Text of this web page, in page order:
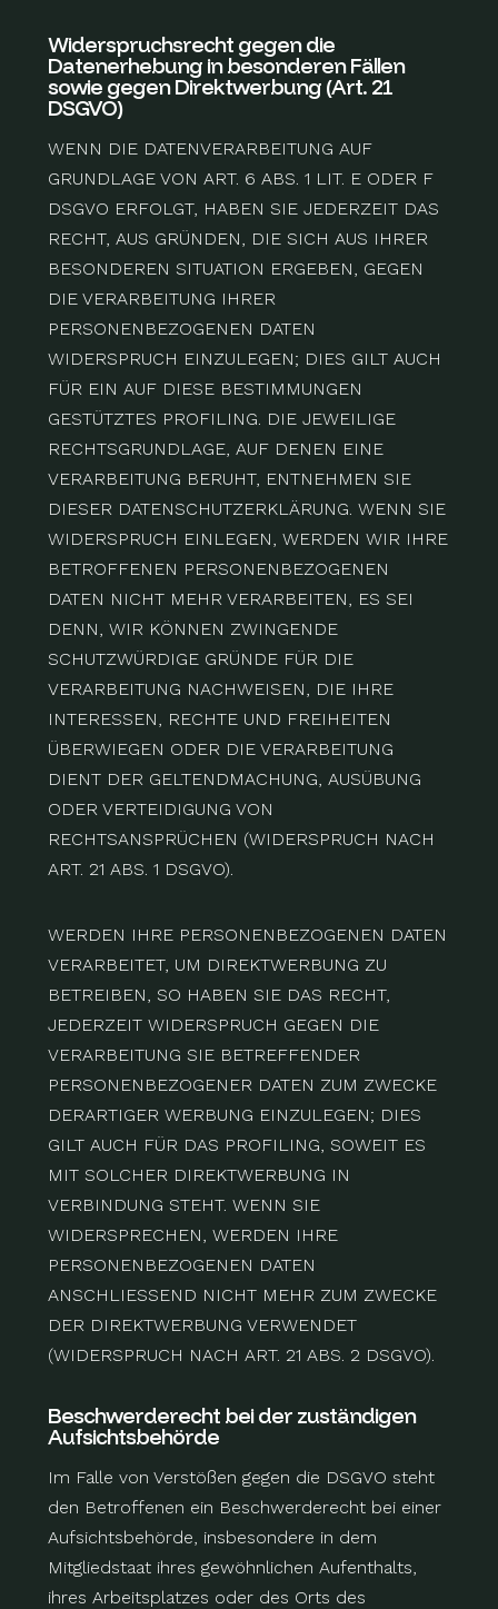
Widerspruchsrecht gegen die
Datenerhebung in besonderen Fällen
sowie gegen Direktwerbung (Art. 21
DSGVO)
WENN DIE DATENVERARBEITUNG AUF
GRUNDLAGE VON ART. 6 ABS. 1 LIT. E ODER F
DSGVO ERFOLGT, HABEN SIE JEDERZEIT DAS
RECHT, AUS GRÜNDEN, DIE SICH AUS IHRER
BESONDEREN SITUATION ERGEBEN, GEGEN
DIE VERARBEITUNG IHRER
PERSONENBEZOGENEN DATEN
WIDERSPRUCH EINZULEGEN; DIES GILT AUCH
FÜR EIN AUF DIESE BESTIMMUNGEN
GESTÜTZTES PROFILING. DIE JEWEILIGE
RECHTSGRUNDLAGE, AUF DENEN EINE
VERARBEITUNG BERUHT, ENTNEHMEN SIE
DIESER DATENSCHUTZERKLÄRUNG. WENN SIE
WIDERSPRUCH EINLEGEN, WERDEN WIR IHRE
BETROFFENEN PERSONENBEZOGENEN
DATEN NICHT MEHR VERARBEITEN, ES SEI
DENN, WIR KÖNNEN ZWINGENDE
SCHUTZWÜRDIGE GRÜNDE FÜR DIE
VERARBEITUNG NACHWEISEN, DIE IHRE
INTERESSEN, RECHTE UND FREIHEITEN
ÜBERWIEGEN ODER DIE VERARBEITUNG
DIENT DER GELTENDMACHUNG, AUSÜBUNG
ODER VERTEIDIGUNG VON
RECHTSANSPRÜCHEN (WIDERSPRUCH NACH
ART. 21 ABS. 1 DSGVO).
WERDEN IHRE PERSONENBEZOGENEN DATEN
VERARBEITET, UM DIREKTWERBUNG ZU
BETREIBEN, SO HABEN SIE DAS RECHT,
JEDERZEIT WIDERSPRUCH GEGEN DIE
VERARBEITUNG SIE BETREFFENDER
PERSONENBEZOGENER DATEN ZUM ZWECKE
DERARTIGER WERBUNG EINZULEGEN; DIES
GILT AUCH FÜR DAS PROFILING, SOWEIT ES
MIT SOLCHER DIREKTWERBUNG IN
VERBINDUNG STEHT. WENN SIE
WIDERSPRECHEN, WERDEN IHRE
PERSONENBEZOGENEN DATEN
ANSCHLIESSEND NICHT MEHR ZUM ZWECKE
DER DIREKTWERBUNG VERWENDET
(WIDERSPRUCH NACH ART. 21 ABS. 2 DSGVO).
Beschwerde­recht bei der zuständigen
Aufsichts­behörde
Im Falle von Verstößen gegen die DSGVO steht
den Betroffenen ein Beschwerderecht bei einer
Aufsichtsbehörde, insbesondere in dem
Mitgliedstaat ihres gewöhnlichen Aufenthalts,
ihres Arbeitsplatzes oder des Orts des